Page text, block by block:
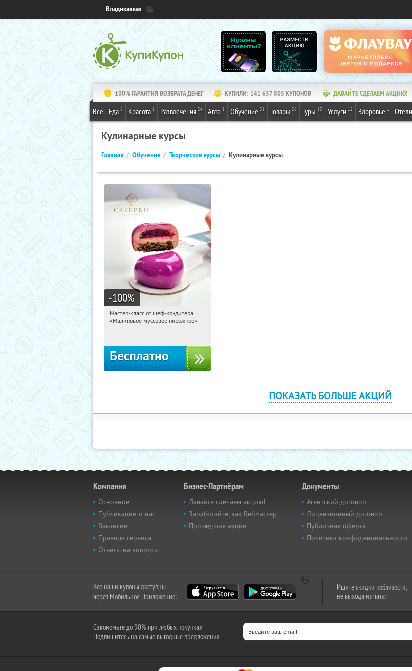
Владикавказ
100% ГАРАНТИЯ ВОЗВРАТА ДЕНЕГ КУПИЛИ: 141 657 805 КУПОНОВ ДАВАЙТЕ СДЕЛАЕМ АКЦИЮ!
Все Еда 6 Красота 1 Развлечения 24 Авто 1 Обучение 31 Товары 26 Туры 13 Услуги 12 Здоровье 1 Отели
Кулинарные курсы
Главная Обучение Творческие курсы Кулинарные курсы
-100%
20:48:44 Получили:
Мастер-класс от шеф-кондитера
«Малиновое муссовое пирожное»
Бесплатно
ПОКАЗАТЬ БОЛЬШЕ АКЦИЙ
Компания
Основное
Публикации о нас
Вакансии
Правила сервиса
Ответы на вопросы
Бизнес-Партнёрам
Давайте сделаем акцию!
Заработайте, как Вебмастер
Прошедшие акции
Документы
Агентский договор
Лицензионный договор
Публичная оферта
Политика конфиденциальности
Все наши купоны доступны
через Мобильное Приложение:
Ищите скидки поблизости,
не выходя из чата:
Сэкономьте до 90% при любых покупках
Подпишитесь на самые выгодные предложения